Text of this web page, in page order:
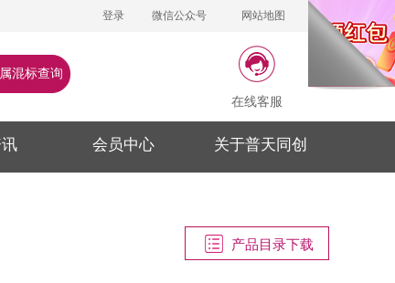
登录 微信公众号 网站地图
混标查询
在线客服
会员中心 关于普天同创
产品目录下载